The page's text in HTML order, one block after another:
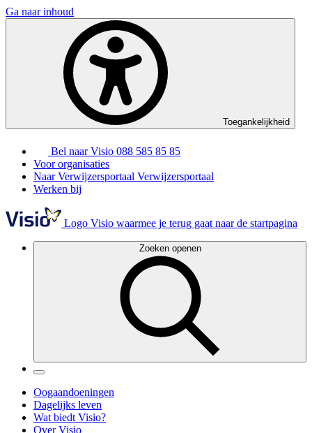
Ga naar inhoud
Toegankelijkheid
Bel naar Visio 088 585 85 85
Voor organisaties
Naar Verwijzersportaal Verwijzersportaal
Werken bij
Logo Visio waarmee je terug gaat naar de startpagina
Zoeken openen
Oogaandoeningen
Dagelijks leven
Wat biedt Visio?
Over Visio